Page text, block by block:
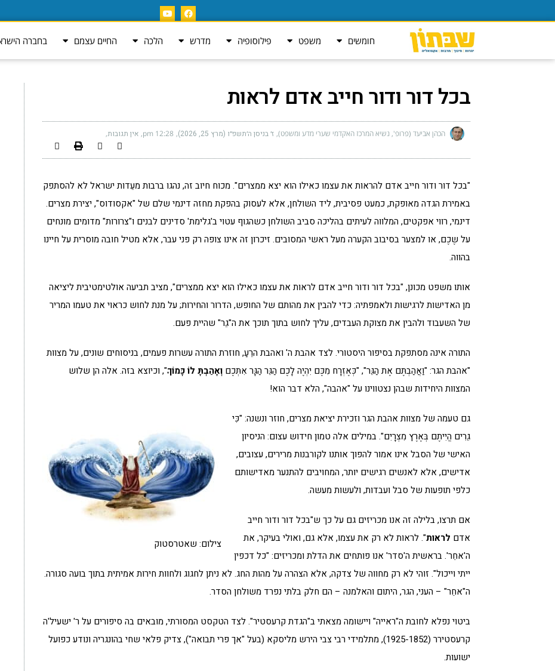
חומשים משפט פילוסופיה מדרש הלכה החיים עצמם בחברה
בכל דור ודור חייב אדם לראות
הכהן אביעד (פרופ', נשיא המרכז האקדמי שערי מדע ומשפט) ז׳ בניסן ה׳תשפ״ו (מרץ 25, 2026) 12:28 pm אין תגובות
"בכל דור ודור חייב אדם להראות את עצמו כאילו הוא יצא ממצרים". מכוח חיוב זה, נהגו ברבות מעֵדות ישראל לא להסתפק
באמירת הגדה מאופקת, כמעט פסיבית, ליד השולחן, אלא לעסוק בהפקת מחזה דינמי שלם של "אקסודוס", יצירת מצרים.
דינמי, רווי אפקטים, המלווה לעיתים בהליכה סביב השולחן כשהגוף עטוי ב'גלימת' סדינים לבנים ו"צרורות" מדומים מונחים
על שֶכֶם, או למצער בסיבוב הקערה מעל ראשי המסובים. זיכרון זה אינו צופה רק פני עבר, אלא מטיל חובה מוסרית על חיינו
בהווה.
אותו משפט מכונן, "בכל דור ודור חייב אדם לראות את עצמו כאילו הוא יצא ממצרים", מציב תביעה אולטימטיבית ליציאה
מן האדישות לרגישות ולאמפתיה: כדי להבין את מהותם של החופש, הדרור והחירות; על מנת לחוש כראוי את טעמו המריר
של השעבוד ולהבין את מצוקת העבדים, עליך לחוש בתוך תוכך את ה"גֵר" שהיית פעם.
התורה אינה מסתפקת בסיפור היסטורי. לצד אהבת ה' ואהבת הרֵעַ, חוזרת התורה עשרות פעמים, בניסוחים שונים, על מצוות
"אהבת הגר: "וַאֲהַבְתֶּם אֶת הַגֵּר", "כְּאֶזְרָח מִכֶּם יִהְיֶה לָכֶם הַגֵּר הַגָּר אִתְּכֶם וְאָהַבְתָּ לוֹ כָּמוֹךָ", וכיוצא בזה. אלה הן שלוש
המצוות היחידות שבהן נצטווינו על "אהבה", הלא דבר הוא!
צילום: שאטרסטוק
גם טעמה של מצוות אהבת הגר וזכירת יציאת מצרים, חוזר ונשנה: "כִּי
גֵרִים הֱיִיתֶם בְּאֶרֶץ מִצְרָיִם". במילים אלה טמון חידוש עצום: הניסיון
האישי של הסבל אינו אמור להפוך אותנו לקורבנות מרירים, עצובים,
אדישים, אלא לאנשים רגישים יותר, המחויבים להתנער מאדישותם
כלפי תופעות של סבל ועבדות, ולעשות מעשה.
אם תרצו, בלילה זה אנו מכריזים גם על כך ש"בכל דור ודור חייב
אדם לראות". לראות לא רק את עצמו, אלא גם, ואולי בעיקר, את
ה'אחֵר'. בראשית ה'סדר' אנו פותחים את הדלת ומכריזים: "כל דכפין
ייתי וייכול". זוהי לא רק מחווה של צדקה, אלא הצהרה על מהות החג. לא ניתן לחגוג ולחוות חירות אמיתית בתוך בועה סגורה.
ה"אחֵר" – העני, הגר, היתום והאלמנה – הם חלק בלתי נפרד משולחן הסדר.
ביטוי נפלא לחובת ה"ראייה" ויישומה מצאתי ב"הגדת קרעסטיר". לצד הטקסט המסורתי, מובאים בה סיפורים על ר' ישעיל'ה
קרעסטירר (1925-1852), מתלמידי רבי צבי הירש מליסקא (בעל "אך פרי תבואה"), צדיק פלאי שחי בהונגריה ונודע כפועל
ישועות.